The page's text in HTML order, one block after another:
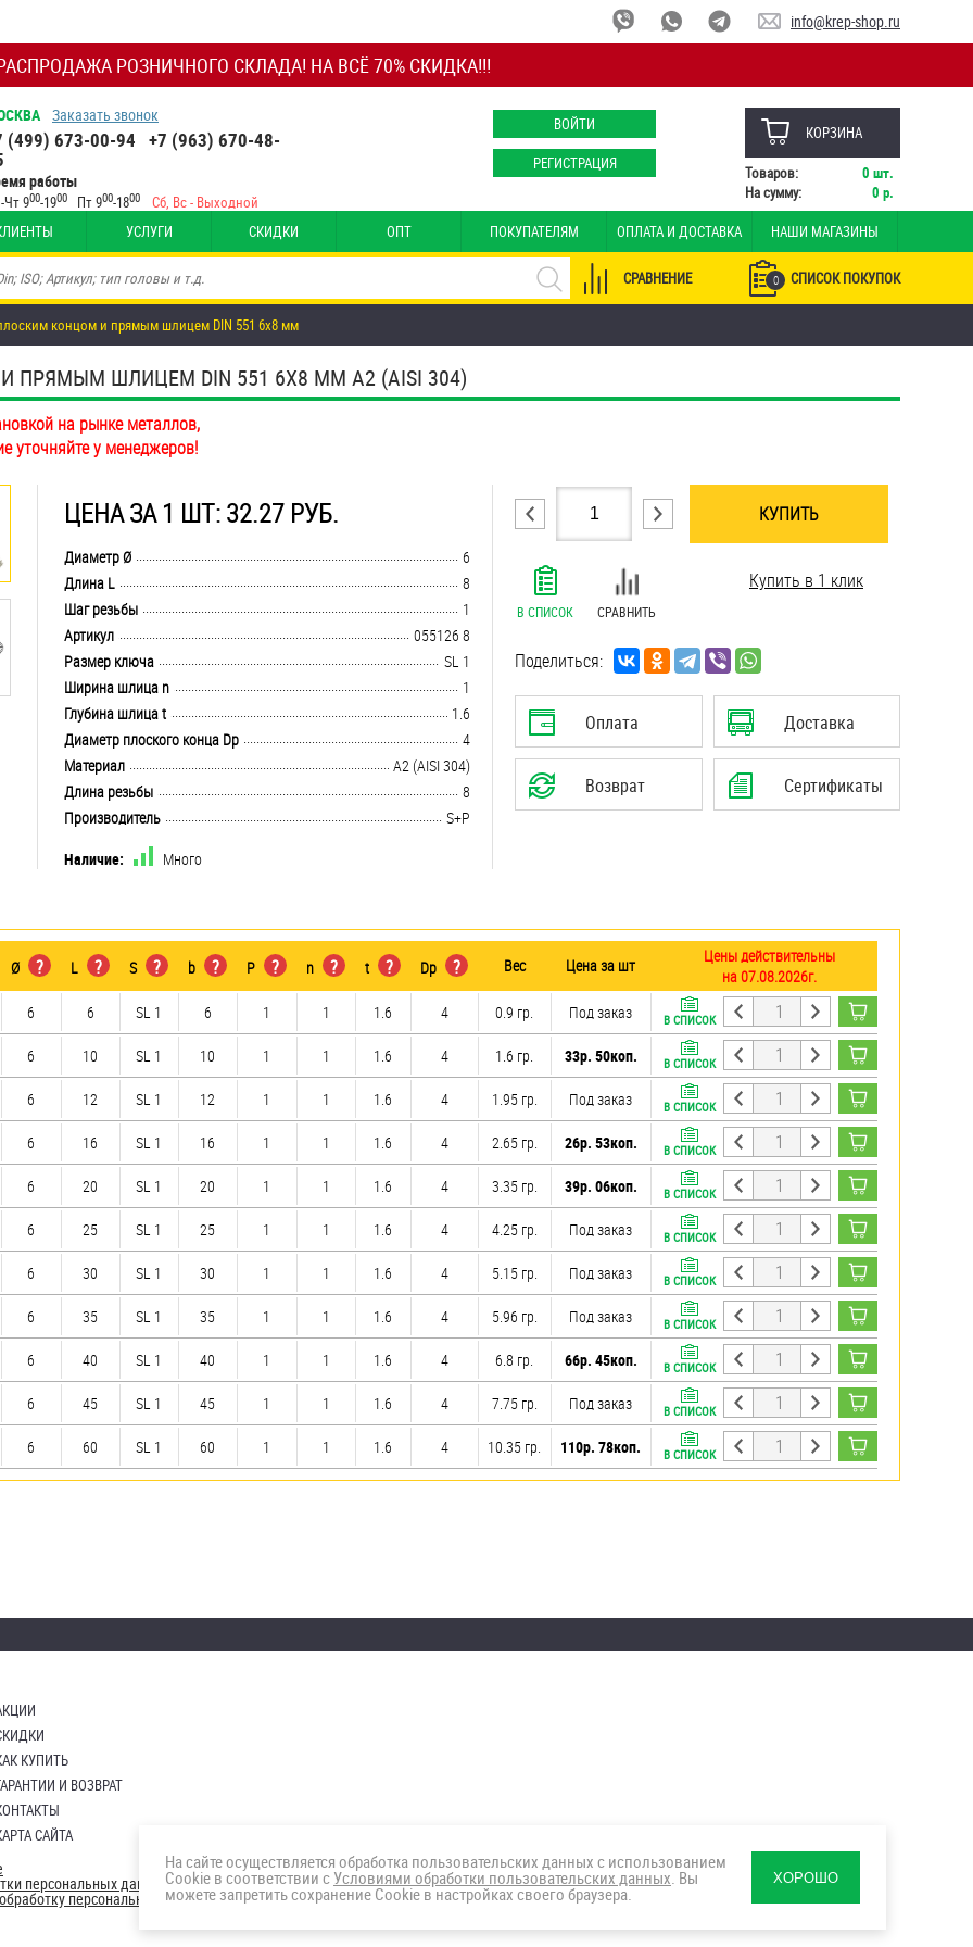
РОЗНИЧНОГО СКЛАДА! НА ВСЁ 70% СКИДКА!!!
info@krep-shop.ru
Заказать звонок
(499) 673-00-94 +7 (963) 670-48-
работы
Чт 900-1900 Пт 900-1800 Сб, Вс - Выходной
ВОЙТИ
РЕГИСТРАЦИЯ
КОРЗИНА
Товаров: 0 шт.
На сумму:
0 р.
УСЛУГИ СКИДКИ ОПТ ПОКУПАТЕЛЯМ ОПЛАТА И ДОСТАВКА НАШИ МАГАЗИНЫ
0 СПИСОК ПОКУПОК
СРАВНЕНИЕ
концом и прямым шлицем DIN 551 6х8 мм
ШЛИЦЕМ DIN 551 6Х8 ММ А2 (AISI 304)
на рынке металлов,
уточняйте у менеджеров!
ЦЕНА ЗА 1 ШТ: 32.27 РУБ.
........................................................................................................................................................................................................
Диаметр Ø
6
........................................................................................................................................................................................................
Длина L
8
........................................................................................................................................................................................................
Шаг резьбы
1
........................................................................................................................................................................................................
Артикул
055126 8
........................................................................................................................................................................................................
Размер ключа
SL 1
........................................................................................................................................................................................................
Ширина шлица n
1
........................................................................................................................................................................................................
Глубина шлица t
1.6
........................................................................................................................................................................................................
Диаметр плоского конца Dp
4
........................................................................................................................................................................................................
Материал
А2 (AISI 304)
........................................................................................................................................................................................................
Длина резьбы
8
........................................................................................................................................................................................................
Производитель
S+P
Наличие:
Много
КУПИТЬ
В СПИСОК СРАВНИТЬ
Купить в 1 клик
Поделиться:
Оплата Доставка
Возврат Сертификаты
Ø ? L ? S ? b ? P ? n ? t ? Dp ? Вес Цена за шт
Цены действительны
на 07.08.2026г.
6 6 SL 1 6 1 1 1.6 4 0.9 гр. Под заказ В СПИСОК
6 10 SL 1 10 1 1 1.6 4 1.6 гр. 33р. 50коп. В СПИСОК
6 12 SL 1 12 1 1 1.6 4 1.95 гр. Под заказ В СПИСОК
6 16 SL 1 16 1 1 1.6 4 2.65 гр. 26р. 53коп. В СПИСОК
6 20 SL 1 20 1 1 1.6 4 3.35 гр. 39р. 06коп. В СПИСОК
6 25 SL 1 25 1 1 1.6 4 4.25 гр. Под заказ В СПИСОК
6 30 SL 1 30 1 1 1.6 4 5.15 гр. Под заказ В СПИСОК
6 35 SL 1 35 1 1 1.6 4 5.96 гр. Под заказ В СПИСОК
6 40 SL 1 40 1 1 1.6 4 6.8 гр. 66р. 45коп. В СПИСОК
6 45 SL 1 45 1 1 1.6 4 7.75 гр. Под заказ В СПИСОК
6 60 SL 1 60 1 1 1.6 4 10.35 гр. 110р. 78коп. В СПИСОК
КУПИТЬ
И ВОЗВРАТ
САЙТА
персональных данных
персональных данны
На сайте осуществляется обработка пользовательских данных с использованием
Cookie в соответствии с Условиями обработки пользовательских данных . Вы
можете запретить сохранение Cookie в настройках своего браузера.
ХОРОШО